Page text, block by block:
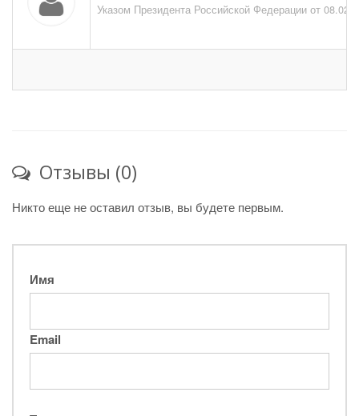
Указом Президента Российской Федерации от
Отзывы (0)
Никто еще не оставил отзыв, вы будете первым.
Имя
Email